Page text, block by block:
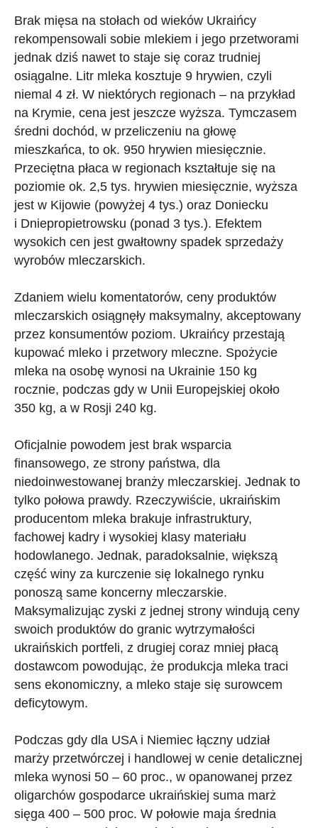
Brak mięsa na stołach od wieków Ukraińcy
rekompensowali sobie mlekiem i jego przetworami
jednak dziś nawet to staje się coraz trudniej
osiągalne. Litr mleka kosztuje 9 hrywien, czyli
niemal 4 zł. W niektórych regionach – na przykład
na Krymie, cena jest jeszcze wyższa. Tymczasem
średni dochód, w przeliczeniu na głowę
mieszkańca, to ok. 950 hrywien miesięcznie.
Przeciętna płaca w regionach kształtuje się na
poziomie ok. 2,5 tys. hrywien miesięcznie, wyższa
jest w Kijowie (powyżej 4 tys.) oraz Doniecku
i Dniepropietrowsku (ponad 3 tys.). Efektem
wysokich cen jest gwałtowny spadek sprzedaży
wyrobów mleczarskich.
Zdaniem wielu komentatorów, ceny produktów
mleczarskich osiągnęły maksymalny, akceptowany
przez konsumentów poziom. Ukraińcy przestają
kupować mleko i przetwory mleczne. Spożycie
mleka na osobę wynosi na Ukrainie 150 kg
rocznie, podczas gdy w Unii Europejskiej około
350 kg, a w Rosji 240 kg.
Oficjalnie powodem jest brak wsparcia
finansowego, ze strony państwa, dla
niedoinwestowanej branży mleczarskiej. Jednak to
tylko połowa prawdy. Rzeczywiście, ukraińskim
producentom mleka brakuje infrastruktury,
fachowej kadry i wysokiej klasy materiału
hodowlanego. Jednak, paradoksalnie, większą
część winy za kurczenie się lokalnego rynku
ponoszą same koncerny mleczarskie.
Maksymalizując zyski z jednej strony windują ceny
swoich produktów do granic wytrzymałości
ukraińskich portfeli, z drugiej coraz mniej płacą
dostawcom powodując, że produkcja mleka traci
sens ekonomiczny, a mleko staje się surowcem
deficytowym.
Podczas gdy dla USA i Niemiec łączny udział
marży przetwórczej i handlowej w cenie detalicznej
mleka wynosi 50 – 60 proc., w opanowanej przez
oligarchów gospodarce ukraińskiej suma marż
sięga 400 – 500 proc. W połowie maja średnia